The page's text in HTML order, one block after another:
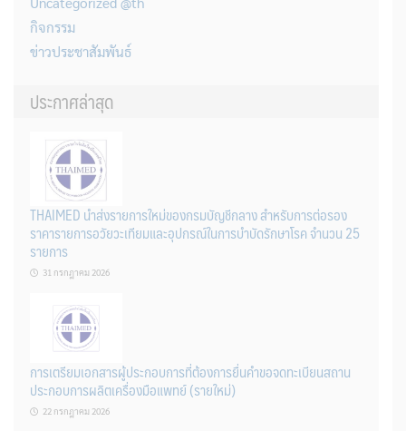
กิจกรรม
ข่าวประชาสัมพันธ์
ประกาศล่าสุด
THAIMED นำส่งรายการใหม่ของกรมบัญชีกลาง สำหรับการต่อรอง
ราคารายการอวัยวะเทียมและอุปกรณ์ในการบำบัดรักษาโรค จำนวน 25
รายการ
31 กรกฎาคม 2026
การเตรียมเอกสารผู้ประกอบการที่ต้องการยื่นคำขอจดทะเบียนสถาน
ประกอบการผลิตเครื่องมือแพทย์ (รายใหม่)
22 กรกฎาคม 2026